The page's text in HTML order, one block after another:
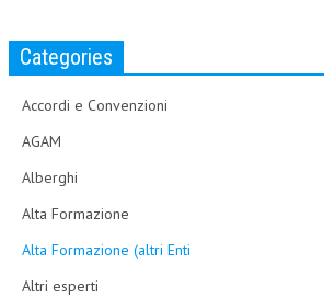
Categories
Accordi e Convenzioni
AGAM
Alberghi
Alta Formazione
Alta Formazione (altri Enti
Altri esperti